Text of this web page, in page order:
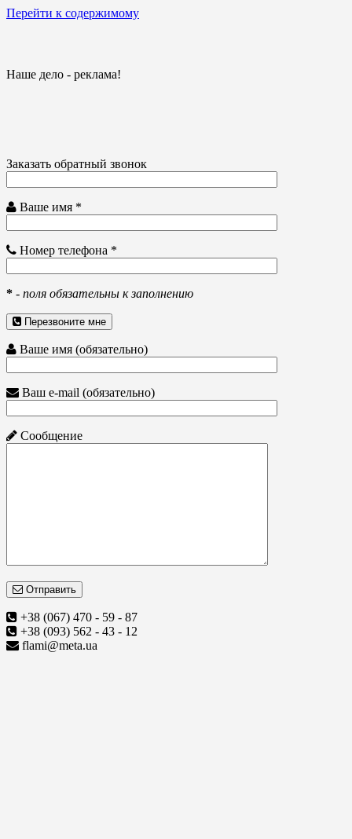
Перейти к содержимому
Наше дело - реклама!
Заказать обратный звонок
Ваше имя *
Номер телефона *
* - поля обязательны к заполнению
Перезвоните мне
Ваше имя (обязательно)
Ваш e-mail (обязательно)
Сообщение
Отправить
+38 (067) 470 - 59 - 87
+38 (093) 562 - 43 - 12
flami@meta.ua